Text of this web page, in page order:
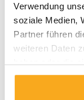
Verwendung
soziale Medien,
Partner führen
weiteren Daten
haben oder die
gesammelt
Wir sind rund
Chatbot, um
Sie auf
erreichen uns
bemühen uns,
beantworten.